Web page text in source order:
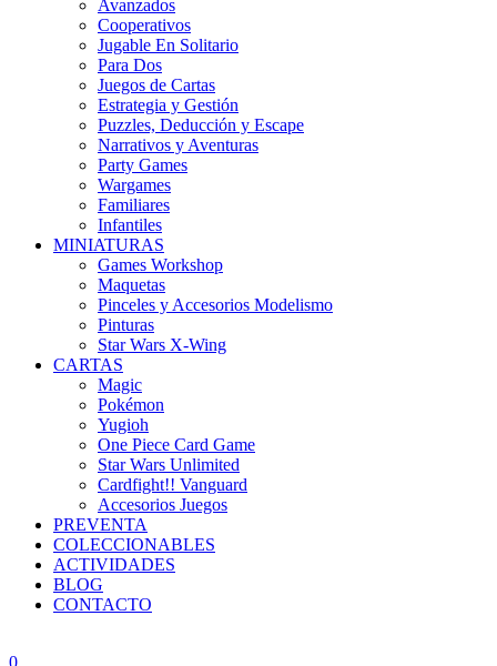
Avanzados
Cooperativos
Jugable En Solitario
Para Dos
Juegos de Cartas
Estrategia y Gestión
Puzzles, Deducción y Escape
Narrativos y Aventuras
Party Games
Wargames
Familiares
Infantiles
MINIATURAS
Games Workshop
Maquetas
Pinceles y Accesorios Modelismo
Pinturas
Star Wars X-Wing
CARTAS
Magic
Pokémon
Yugioh
One Piece Card Game
Star Wars Unlimited
Cardfight!! Vanguard
Accesorios Juegos
PREVENTA
COLECCIONABLES
ACTIVIDADES
BLOG
CONTACTO
0